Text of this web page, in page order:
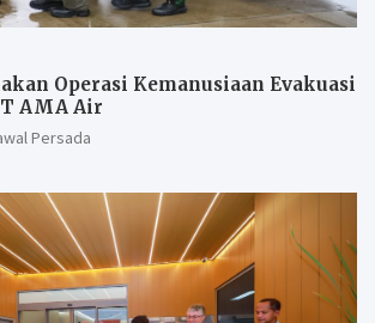
Operasi Kemanusiaan Evakuasi
AMA Air
Persada